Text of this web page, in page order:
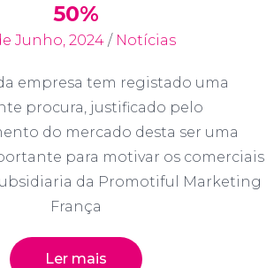
50%
Junho, 2024 / Notícias
empresa tem registado uma
procura, justificado pelo
do mercado desta ser uma
para motivar os comerciais
da Promotiful Marketing
França
Ler mais